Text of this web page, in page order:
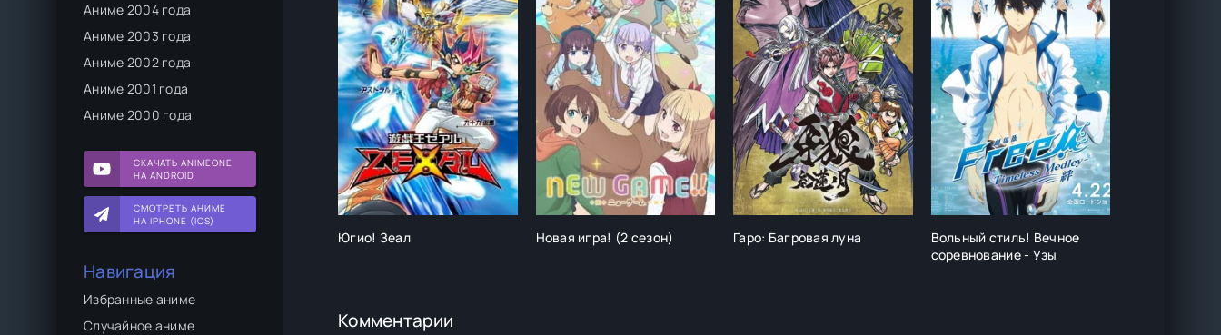
Аниме 2004 года
Аниме 2003 года
Аниме 2002 года
Аниме 2001 года
Аниме 2000 года
СКАЧАТЬ ANIMEONE
НА ANDROID
СМОТРЕТЬ АНИМЕ
НА IPHONE (IOS)
Навигация
Избранные аниме
Случайное аниме
Югио! Зеал Новая игра! (2 сезон) Гаро: Багровая луна
Вольный стиль! Вечное
соревнование - Узы
Комментарии